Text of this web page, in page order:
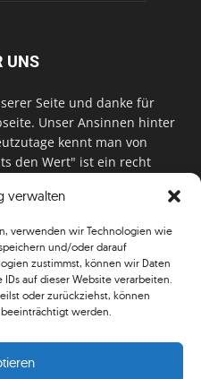
verwalten
verwenden wir Technologien wie
und/oder darauf
zustimmst, können wir Daten
auf dieser Website verarbeiten.
oder zurückziehst, können
werden.
UNS
Seite und danke für
Unser Ansinnen hinter
kennt man von
den Wert" ist ein recht
mit außergewöhnlichen
Website & auf
Das verdient im
Anerkennung!